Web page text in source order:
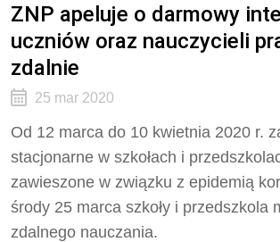
ZNP apeluje o darmowy
uczniów oraz nauczycieli
zdalnie
25 mar 2020
Od 12 marca do 10 kwietnia 2020 r.
stacjonarne w szkołach i
zawieszone w związku z epidemią
środy 25 marca szkoły i przedszkola
zdalnego nauczania.